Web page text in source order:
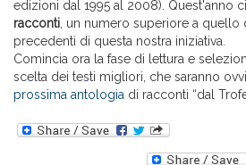
edizioni dal 1995 al 2008). Quest'anno
racconti , un numero superiore a quello
precedenti di questa nostra iniziativa.
Comincia ora la fase di lettura e
scelta dei testi migliori, che saranno
prossima antologia di racconti “dal